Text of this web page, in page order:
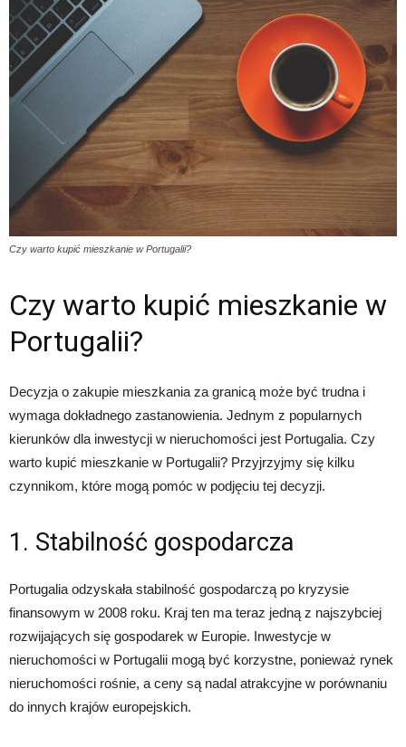
Czy warto kupić mieszkanie w Portugalii?
Czy warto kupić mieszkanie w
Portugalii?
Decyzja o zakupie mieszkania za granicą może być trudna i
wymaga dokładnego zastanowienia. Jednym z popularnych
kierunków dla inwestycji w nieruchomości jest Portugalia. Czy
warto kupić mieszkanie w Portugalii? Przyjrzyjmy się kilku
czynnikom, które mogą pomóc w podjęciu tej decyzji.
1. Stabilność gospodarcza
Portugalia odzyskała stabilność gospodarczą po kryzysie
finansowym w 2008 roku. Kraj ten ma teraz jedną z najszybciej
rozwijających się gospodarek w Europie. Inwestycje w
nieruchomości w Portugalii mogą być korzystne, ponieważ rynek
nieruchomości rośnie, a ceny są nadal atrakcyjne w porównaniu
do innych krajów europejskich.